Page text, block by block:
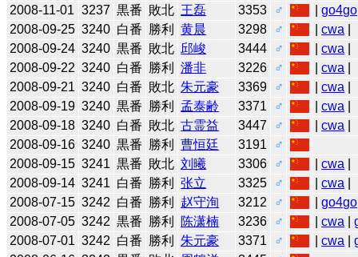
2008-11-01 3237 黒番 敗北 王磊 3353 ♂ |go4go
2008-09-25 3240 白番 勝利 黄晨 3298 ♂ |cwa
2008-09-24 3240 黒番 敗北 邱峻 3444 ♂ |cwa
2008-09-22 3240 白番 勝利 潘非 3226 ♂ |cwa
2008-09-21 3240 白番 敗北 朱元豪 3369 ♂ |cwa
2008-09-19 3240 黒番 勝利 孟泰齢 3371 ♂ |cwa
2008-09-18 3240 白番 敗北 古霊益 3447 ♂ |cwa
2008-09-16 3240 黒番 勝利 曹恒廷 3191
♂
2008-09-15 3241 黒番 敗北 刘曦 3306 ♂ |cwa
2008-09-14 3241 白番 勝利 张立 3325 ♂ |cwa
2008-07-15 3242 白番 勝利 赵守洵 3212 ♂ |go4go
2008-07-05 3242 黒番 勝利 陈潇楠 3236 ♂ |cwa |
2008-07-01 3242 白番 勝利 朱元豪 3371 ♂ |cwa |